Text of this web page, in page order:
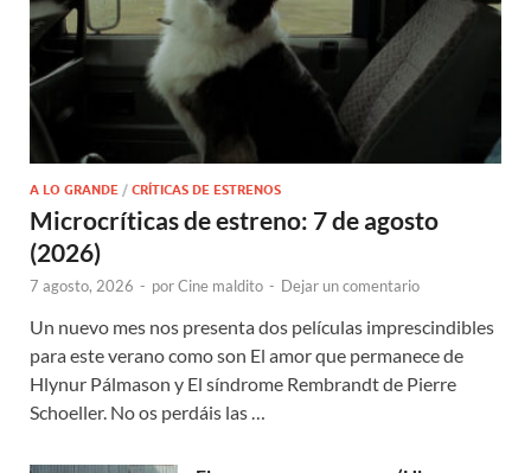
A LO GRANDE / CRÍTICAS DE ESTRENOS
Microcríticas de estreno: 7 de agosto
(2026)
7 agosto, 2026 - porCine maldito - Dejar un comentario
Un nuevo mes nos presenta dos películas imprescindibles
para este verano como son El amor que permanece de
Hlynur Pálmason y El síndrome Rembrandt de Pierre
Schoeller. No os perdáis las …